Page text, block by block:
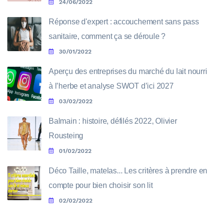
24/06/2022
Réponse d'expert : accouchement sans pass
sanitaire, comment ça se déroule ?
30/01/2022
Aperçu des entreprises du marché du lait nourri
à l’herbe et analyse SWOT d’ici 2027
03/02/2022
Balmain : histoire, défilés 2022, Olivier
Rousteing
01/02/2022
Déco Taille, matelas... Les critères à prendre en
compte pour bien choisir son lit
02/02/2022